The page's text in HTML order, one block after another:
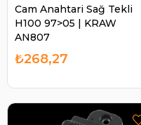
Cam Anahtari Sağ Tekli
H100 97>05 | KRAW
AN807
₺268,27